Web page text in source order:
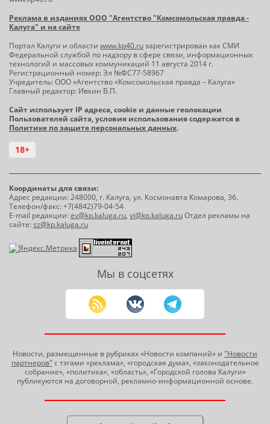
Реклама в изданиях ООО "Агентство "Комсомольская правда -
Калуга" и на сайте
Портал Калуги и области www.kp40.ruзарегистрирован как СМИ
Федеральной службой по надзору в сфере связи, информационных
технологий и массовых коммуникаций 11 августа 2014 г.
Регистрационный номер: Эл №ФС77-58967
Учредитель: ООО «Агентство «Комсомольская правда – Калуга»
Главный редактор: Ивкин В.П.
Сайт использует IP адреса, cookie и данные геолокации
Пользователей сайта, условия использования содержатся в
Политике по защите персональных данных.
18+
Координаты для связи:
Адрес редакции: 248000, г. Калуга, ул. Космонавта Комарова, 36.
Телефон/факс: +7(4842)79-04-54
E-mail редакции:ev@kp.kaluga.ru, vi@kp.kaluga.ruОтдел рекламы на
сайте:sz@kp.kaluga.ru
Мы в соцсетях
Новости, размещенные в рубриках «Новости компаний» и "Новости
партнеров" с тэгами «реклама», «городская дума», «законодательное
собрание», «политика», «область», «Городской голова Калуги»
публикуются на договорной, рекламно-информационной основе.